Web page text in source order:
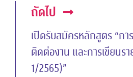
ถัดไป
เปิดรับสมัครหลักสูตร “ก
ติดต่องาน และการเขียนร
1/2565)”